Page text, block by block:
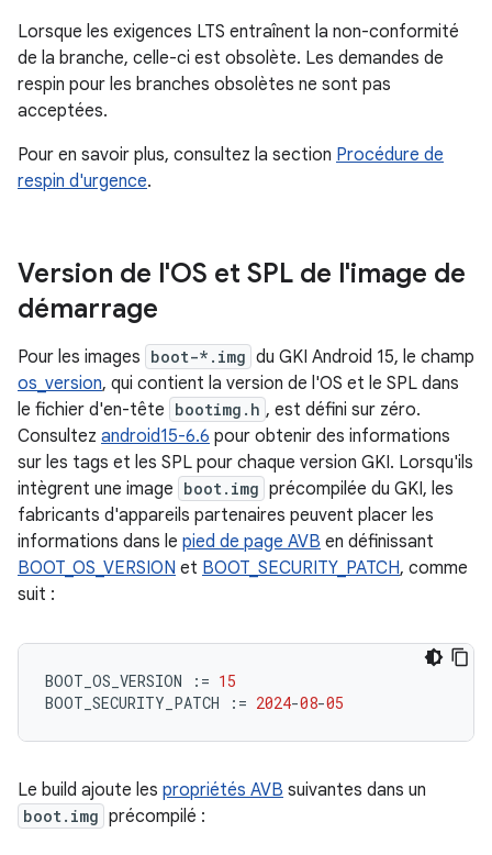
Lorsque les exigences LTS entraînent la non-conformité
de la branche, celle-ci est obsolète. Les demandes de
respin pour les branches obsolètes ne sont pas
acceptées.
Pour en savoir plus, consultez la section Procédure de
respin d'urgence.
Version de l'OS et SPL de l'image de
démarrage
Pour les images boot-*.img du GKI Android 15, le champ
os_version, qui contient la version de l'OS et le SPL dans
le fichier d'en-tête bootimg.h , est défini sur zéro.
Consultez android15-6.6 pour obtenir des informations
sur les tags et les SPL pour chaque version GKI. Lorsqu'ils
intègrent une image boot.img précompilée du GKI, les
fabricants d'appareils partenaires peuvent placer les
informations dans le pied de page AVB en définissant
BOOT_OS_VERSION et BOOT_SECURITY_PATCH, comme
suit :
BOOT_OS_VERSION := 15
BOOT_SECURITY_PATCH
:= 2024-08-05
Le build ajoute les propriétés AVB suivantes dans un
boot.img précompilé :